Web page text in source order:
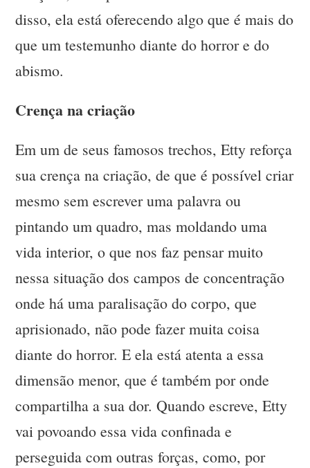
disso, ela está oferecendo algo que é mais do
que um testemunho diante do horror e do
abismo.
Crença na criação
Em um de seus famosos trechos, Etty reforça
sua crença na criação, de que é possível criar
mesmo sem escrever uma palavra ou
pintando um quadro, mas moldando uma
vida interior, o que nos faz pensar muito
nessa situação dos campos de concentração
onde há uma paralisação do corpo, que
aprisionado, não pode fazer muita coisa
diante do horror. E ela está atenta a essa
dimensão menor, que é também por onde
compartilha a sua dor. Quando escreve, Etty
vai povoando essa vida confinada e
perseguida com outras forças, como, por